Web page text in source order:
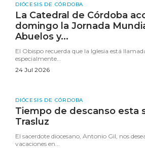
DIÓCESIS DE CÓRDOBA
La Catedral de Córdoba
domingo la Jornada
Abuelos y...
El Obispo recuerda que la Iglesia está
especialmente...
24 Jul 2026
DIÓCESIS DE CÓRDOBA
Tiempo de descanso esta
Trasluz
El sacerdote diocesano, Antonio Gil, nos
vacaciones en...